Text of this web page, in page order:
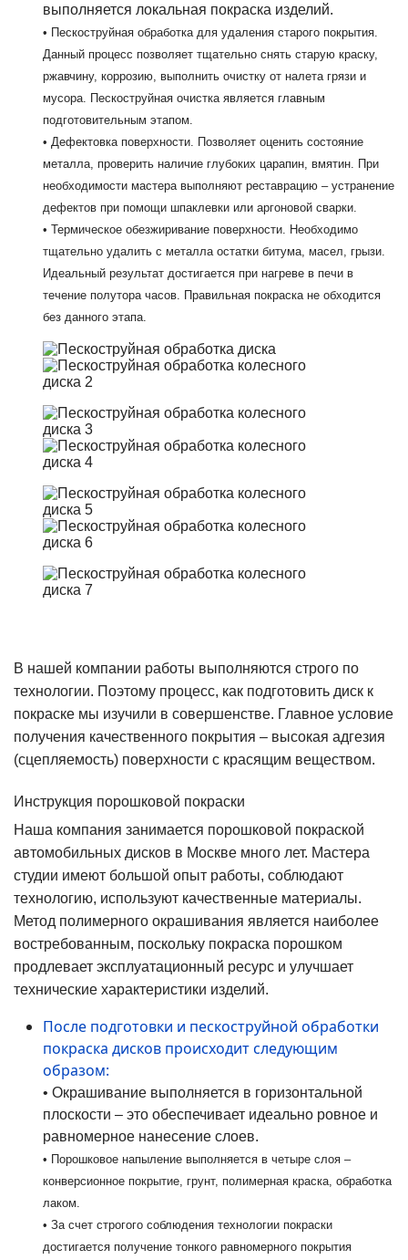
выполняется локальная покраска изделий.
• Пескоструйная обработка для удаления старого покрытия.
Данный процесс позволяет тщательно снять старую краску,
ржавчину, коррозию, выполнить очистку от налета грязи и
мусора. Пескоструйная очистка является главным
подготовительным этапом.
• Дефектовка поверхности. Позволяет оценить состояние
металла, проверить наличие глубоких царапин, вмятин. При
необходимости мастера выполняют реставрацию – устранение
дефектов при помощи шпаклевки или аргоновой сварки.
• Термическое обезжиривание поверхности. Необходимо
тщательно удалить с металла остатки битума, масел, грызи.
Идеальный результат достигается при нагреве в печи в
течение полутора часов. Правильная покраска не обходится
без данного этапа.
В нашей компании работы выполняются строго по
технологии. Поэтому процесс, как подготовить диск к
покраске мы изучили в совершенстве. Главное условие
получения качественного покрытия – высокая адгезия
(сцепляемость) поверхности с красящим веществом.
Инструкция порошковой покраски
Наша компания занимается порошковой покраской
автомобильных дисков в Москве много лет. Мастера
студии имеют большой опыт работы, соблюдают
технологию, используют качественные материалы.
Метод полимерного окрашивания является наиболее
востребованным, поскольку покраска порошком
продлевает эксплуатационный ресурс и улучшает
технические характеристики изделий.
После подготовки и пескоструйной обработки
покраска дисков происходит следующим
образом:
• Окрашивание выполняется в горизонтальной
плоскости – это обеспечивает идеально ровное и
равномерное нанесение слоев.
• Порошковое напыление выполняется в четыре слоя –
конверсионное покрытие, грунт, полимерная краска, обработка
лаком.
• За счет строгого соблюдения технологии покраски
достигается получение тонкого равномерного покрытия